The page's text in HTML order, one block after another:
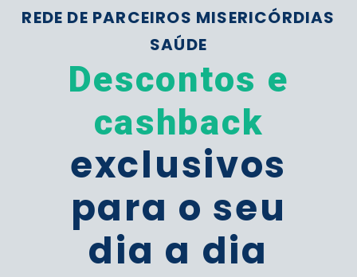
REDE DE PARCEIROS MISERICÓRDIAS
SAÚDE
Descontos e
cashback
exclusivos
para o seu
dia a dia